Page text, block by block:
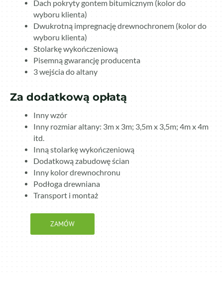
Dach pokryty gontem bitumicznym (kolor do
wyboru klienta)
Dwukrotną impregnację drewnochronem (kolor do
wyboru klienta)
Stolarkę wykończeniową
Pisemną gwarancję producenta
3 wejścia do altany
Za dodatkową opłatą
Inny wzór
Inny rozmiar altany: 3m x 3m; 3,5m x 3,5m; 4m x 4m
itd.
Inną stolarkę wykończeniową
Dodatkową zabudowę ścian
Inny kolor drewnochronu
Podłoga drewniana
Transport i montaż
ZAMÓW